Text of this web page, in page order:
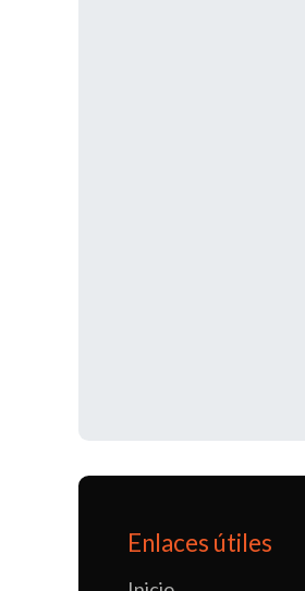
Enlaces útiles